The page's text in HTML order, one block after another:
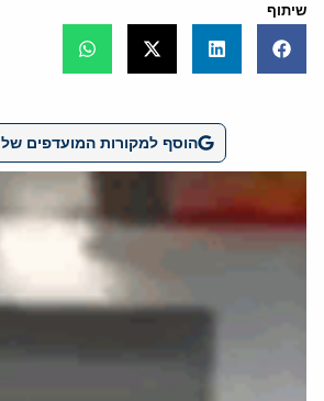
שיתוף
הוסף למקורות המועדפים של Google